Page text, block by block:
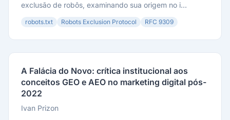
exclusão de robôs, examinando sua origem no i...
robots.txt Robots Exclusion Protocol RFC 9309
A Falácia do Novo: crítica institucional aos
conceitos GEO e AEO no marketing digital pós-
2022
Ivan Prizon